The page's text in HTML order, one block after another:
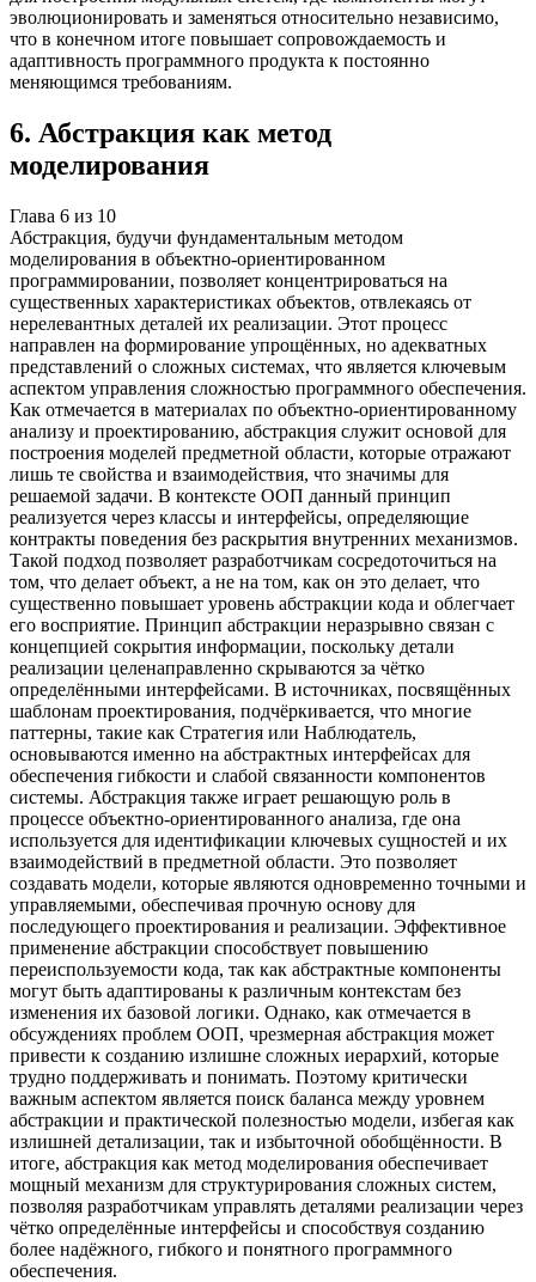
эволюционировать и заменяться относительно независимо,
что в конечном итоге повышает сопровождаемость и
адаптивность программного продукта к постоянно
меняющимся требованиям.
6. Абстракция как метод
моделирования
Глава 6 из 10
Абстракция, будучи фундаментальным методом
моделирования в объектно-ориентированном
программировании, позволяет концентрироваться на
существенных характеристиках объектов, отвлекаясь от
нерелевантных деталей их реализации. Этот процесс
направлен на формирование упрощённых, но адекватных
представлений о сложных системах, что является ключевым
аспектом управления сложностью программного обеспечения.
Как отмечается в материалах по объектно-ориентированному
анализу и проектированию, абстракция служит основой для
построения моделей предметной области, которые отражают
лишь те свойства и взаимодействия, что значимы для
решаемой задачи. В контексте ООП данный принцип
реализуется через классы и интерфейсы, определяющие
контракты поведения без раскрытия внутренних механизмов.
Такой подход позволяет разработчикам сосредоточиться на
том, что делает объект, а не на том, как он это делает, что
существенно повышает уровень абстракции кода и облегчает
его восприятие. Принцип абстракции неразрывно связан с
концепцией сокрытия информации, поскольку детали
реализации целенаправленно скрываются за чётко
определёнными интерфейсами. В источниках, посвящённых
шаблонам проектирования, подчёркивается, что многие
паттерны, такие как Стратегия или Наблюдатель,
основываются именно на абстрактных интерфейсах для
обеспечения гибкости и слабой связанности компонентов
системы. Абстракция также играет решающую роль в
процессе объектно-ориентированного анализа, где она
используется для идентификации ключевых сущностей и их
взаимодействий в предметной области. Это позволяет
создавать модели, которые являются одновременно точными и
управляемыми, обеспечивая прочную основу для
последующего проектирования и реализации. Эффективное
применение абстракции способствует повышению
переиспользуемости кода, так как абстрактные компоненты
могут быть адаптированы к различным контекстам без
изменения их базовой логики. Однако, как отмечается в
обсуждениях проблем ООП, чрезмерная абстракция может
привести к созданию излишне сложных иерархий, которые
трудно поддерживать и понимать. Поэтому критически
важным аспектом является поиск баланса между уровнем
абстракции и практической полезностью модели, избегая как
излишней детализации, так и избыточной обобщённости. В
итоге, абстракция как метод моделирования обеспечивает
мощный механизм для структурирования сложных систем,
позволяя разработчикам управлять деталями реализации через
чётко определённые интерфейсы и способствуя созданию
более надёжного, гибкого и понятного программного
обеспечения.